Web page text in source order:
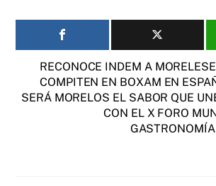
RECONOCE INDEM A
COMPITEN EN BOXAM EN
SERÁ MORELOS EL SABOR QUE
CON EL X FORO